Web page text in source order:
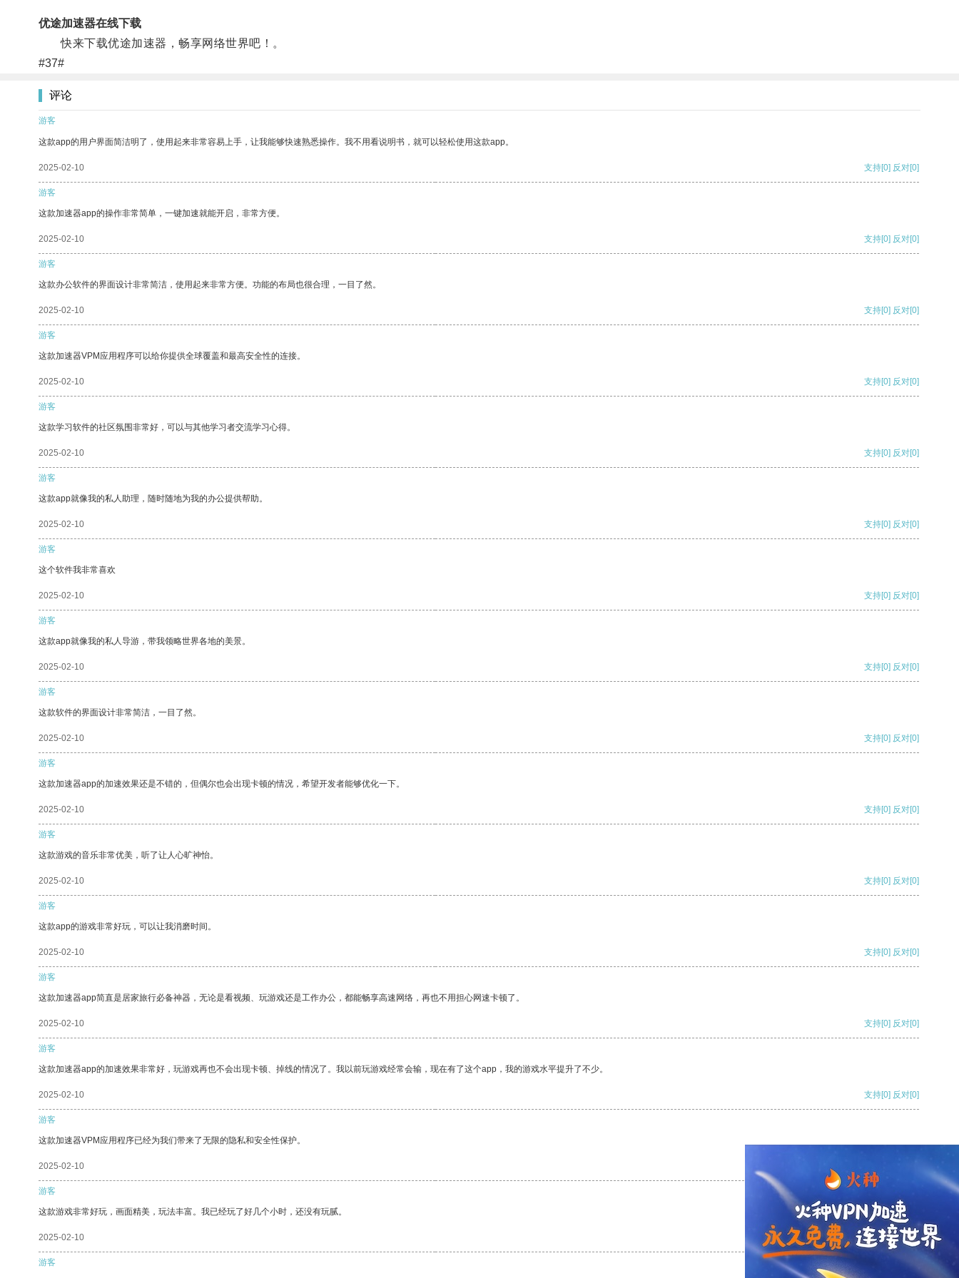
优途加速器在线下载
快来下载优途加速器，畅享网络世界吧！。
#37#
评论
游客
这款app的用户界面简洁明了，使用起来非常容易上手，让我能够快速熟悉操作。我不用看说明书，就可以轻松使用这款app。
2025-02-10 支持[0] 反对[0]
游客
这款加速器app的操作非常简单，一键加速就能开启，非常方便。
2025-02-10 支持[0] 反对[0]
游客
这款办公软件的界面设计非常简洁，使用起来非常方便。功能的布局也很合理，一目了然。
2025-02-10 支持[0] 反对[0]
游客
这款加速器VPM应用程序可以给你提供全球覆盖和最高安全性的连接。
2025-02-10 支持[0] 反对[0]
游客
这款学习软件的社区氛围非常好，可以与其他学习者交流学习心得。
2025-02-10 支持[0] 反对[0]
游客
这款app就像我的私人助理，随时随地为我的办公提供帮助。
2025-02-10 支持[0] 反对[0]
游客
这个软件我非常喜欢
2025-02-10 支持[0] 反对[0]
游客
这款app就像我的私人导游，带我领略世界各地的美景。
2025-02-10 支持[0] 反对[0]
游客
这款软件的界面设计非常简洁，一目了然。
2025-02-10 支持[0] 反对[0]
游客
这款加速器app的加速效果还是不错的，但偶尔也会出现卡顿的情况，希望开发者能够优化一下。
2025-02-10 支持[0] 反对[0]
游客
这款游戏的音乐非常优美，听了让人心旷神怡。
2025-02-10 支持[0] 反对[0]
游客
这款app的游戏非常好玩，可以让我消磨时间。
2025-02-10 支持[0] 反对[0]
游客
这款加速器app简直是居家旅行必备神器，无论是看视频、玩游戏还是工作办公，都能畅享高速网络，再也不用担心网速卡顿了。
2025-02-10 支持[0] 反对[0]
游客
这款加速器app的加速效果非常好，玩游戏再也不会出现卡顿、掉线的情况了。我以前玩游戏经常会输，现在有了这个app，我的游戏水平提升了不少。
2025-02-10 支持[0] 反对[0]
游客
这款加速器VPM应用程序已经为我们带来了无限的隐私和安全性保护。
2025-02-10
游客
这款游戏非常好玩，画面精美，玩法丰富。我已经玩了好几个小时，还没有玩腻。
2025-02-10 支持 [0] 反对[0]
游客